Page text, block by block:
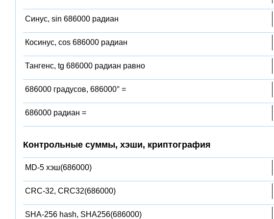
Синус, sin 686000 радиан
Косинус, cos 686000 радиан
Тангенс, tg 686000 радиан равно
686000 градусов, 686000° =
686000 радиан =
Контрольные суммы, хэши, криптография
MD-5 хэш(686000)
CRC-32, CRC32(686000)
SHA-256 hash, SHA256(686000)